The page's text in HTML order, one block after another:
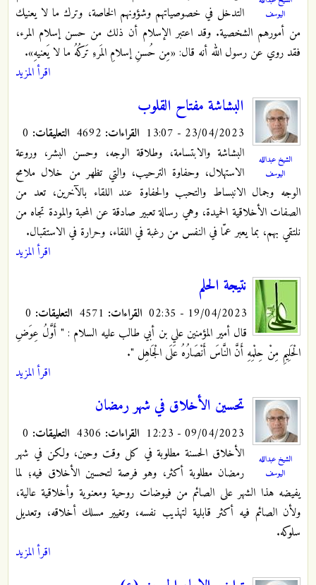
اليوسف
التدخل في خصوصياتهم وشؤونهم الخاصة، وترك ما لا يعنيك
من أمورهم الشخصية. وقد اعتبر الإسلام أن ذلك من حسن إسلام المرء،
فقد روي عن رسول الله أنه قال: «مِن حُسنِ إسلامِ المَرءِ تَركُهُ ما لا يَعنيهِ».
اقرأ المزيد
الشيخ عبدالله
اليوسف
البشاشة مفتاح القلوب
23/04/2023 - 13:07 القراءات: التعليقات:
البشاشة والابتسامة، وطلاقة الوجه، وحسن البشر، وروعة
الاستهلال، وحفاوة الترحيب، والتي تظهر من خلال ملامح
الوجه وجمال الانبساط والتحبب والحفاوة عند اللقاء بالآخرين، تعد من
الصفات الأخلاقية الحميدة، وهي رسالة تعبير صادقة عن المحبة والمودة تجاه من
نلتقي بهم، بما يعبر عمّا في النفس من رغبة في اللقاء، وحرارة في الاستقبال.
اقرأ المزيد
نتيجة الحلم
19/04/2023 - 02:35 القراءات: التعليقات:
قال أمير المؤمنين علي بن أبي طالب عليه السلام : "‏ أَوَّلُ عِوَضِ
الْحَلِيمِ مِنْ حِلْمِهِ أَنَّ النَّاسَ أَنْصَارُهُ‏ عَلَى‏ الْجَاهِل ".
اقرأ المزيد
الشيخ عبدالله
اليوسف
تحسين الأخلاق في شهر رمضان
09/04/2023 - 12:23 القراءات: التعليقات:
الأخلاق الحسنة مطلوبة في كل وقت وحين، ولكن في شهر
رمضان مطلوبة أكثر، وهو فرصة لتحسين الأخلاق فيه؛ لما
يفيضه هذا الشهر على الصائم من فيوضات روحية ومعنوية وأخلاقية عالية،
ولأن الصائم فيه أكثر قابلية لتهذيب نفسه، وتغيير مسلك أخلاقه، وتعديل
سلوكه.
اقرأ المزيد